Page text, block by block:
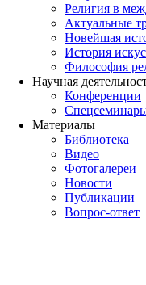
Религия в
Актуальные
Новейшая
История
Философия
Научная
Конференции
Материалы
Библиотека
Видео
Фотогалереи
Новости
Публикации
Вопрос-ответ